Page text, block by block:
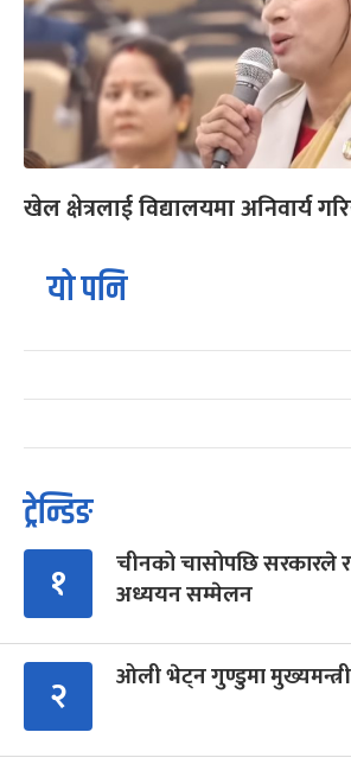
खेल क्षेत्रलाई विद्यालयमा अनिवार्य
यो पनि
ट्रेन्डिङ
१
चीनको चासोपछि सरकारले
अध्ययन सम्मेलन
२ ओली भेट्न गुण्डुमा मुख्यमन्त्री